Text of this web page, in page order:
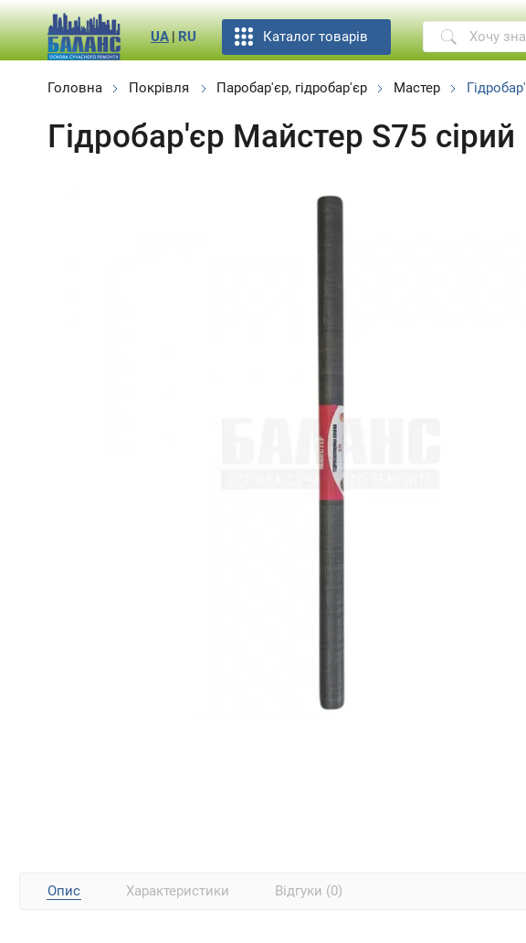
RU
|
UA Каталог товарів
Головна Покрівля Паробар'єр, гідробар'єр Мастер
Гідробар'єр Майстер S75 сірий
Опис Характеристики Відгуки (0)